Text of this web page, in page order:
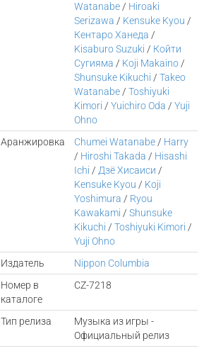
Watanabe / Hiroaki
Serizawa / Kensuke Kyou /
Кентаро Ханеда /
Kisaburo Suzuki / Койти
Сугияма / Koji Makaino /
Shunsuke Kikuchi /Takeo
Watanabe /Toshiyuki
Kimori /Yuichiro Oda /Yuji
Ohno
Аранжировка
Chumei Watanabe / Harry
/ Hiroshi Takada / Hisashi
Ichi / Дзё Хисаиси /
Kensuke Kyou / Koji
Yoshimura / Ryou
Kawakami /Shunsuke
Kikuchi /Toshiyuki Kimori /
Yuji Ohno
Издатель
Nippon Columbia
Номер в
каталоге
CZ-7218
Тип релиза
Музыка из игры -
Официальный релиз